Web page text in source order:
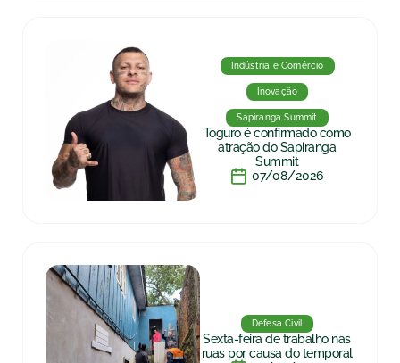
Indústria e Comércio
Inovação
Sapiranga Summit
Toguro é confirmado como
atração do Sapiranga
Summit
07/08/2026
Defesa Civil
Sexta-feira de trabalho nas
ruas por causa do temporal